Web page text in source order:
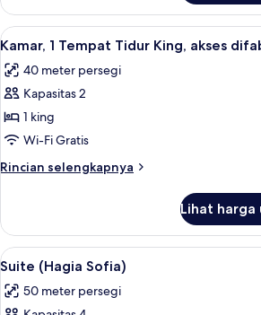
Suite
(Ottoman)
Lihat
semua
foto
untuk
Kamar,
1
Tempat
Tidur
akses
difabel
Kamar, 1
7
Kamar, 1 Tempat Tidur King, akses
40 meter persegi
Kapasitas 2
1 king
Wi-Fi Gratis
Rincian selengkapnya
Rincian
Kamar,
Tempat
King,
akses
Lihat harga
Lihat
semua
foto
Seprai
8
Suite (Hagia Sofia)
50 meter persegi